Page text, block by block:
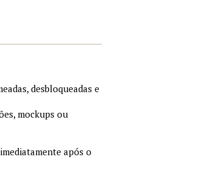
desbloqueadas e
mockups ou
após o